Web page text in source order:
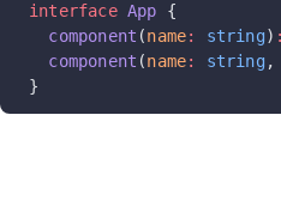
interface App {
  component
(name: string) :
  component
(name: string,
}